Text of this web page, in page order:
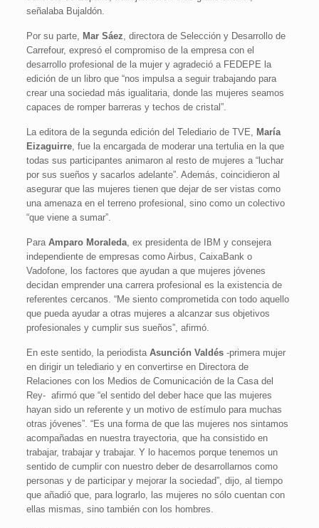
señalaba Bujaldón.
Por su parte, Mar Sáez, directora de Selección y Desarrollo de
Carrefour, expresó el compromiso de la empresa con el
desarrollo profesional de la mujer y agradeció a FEDEPE la
edición de un libro que “nos impulsa a seguir trabajando para
crear una sociedad más igualitaria, donde las mujeres seamos
capaces de romper barreras y techos de cristal”.
La editora de la segunda edición del Telediario de TVE, María
Eizaguirre, fue la encargada de moderar una tertulia en la que
todas sus participantes animaron al resto de mujeres a “luchar
por sus sueños y sacarlos adelante”. Además, coincidieron al
asegurar que las mujeres tienen que dejar de ser vistas como
una amenaza en el terreno profesional, sino como un colectivo
“que viene a sumar”.
ParaAmparo Moraleda, ex presidenta de IBM y consejera
independiente de empresas como Airbus, CaixaBank o
Vadofone, los factores que ayudan a que mujeres jóvenes
decidan emprender una carrera profesional es la existencia de
referentes cercanos. “Me siento comprometida con todo aquello
que pueda ayudar a otras mujeres a alcanzar sus objetivos
profesionales y cumplir sus sueños”, afirmó.
En este sentido, la periodistaAsunción Valdés-primera mujer
en dirigir un telediario y en convertirse en Directora de
Relaciones con los Medios de Comunicación de la Casa del
Rey- afirmó que “el sentido del deber hace que las mujeres
hayan sido un referente y un motivo de estímulo para muchas
otras jóvenes”. “Es una forma de que las mujeres nos sintamos
acompañadas en nuestra trayectoria, que ha consistido en
trabajar, trabajar y trabajar. Y lo hacemos porque tenemos un
sentido de cumplir con nuestro deber de desarrollarnos como
personas y de participar y mejorar la sociedad”, dijo, al tiempo
que añadió que, para lograrlo, las mujeres no sólo cuentan con
ellas mismas, sino también con los hombres.